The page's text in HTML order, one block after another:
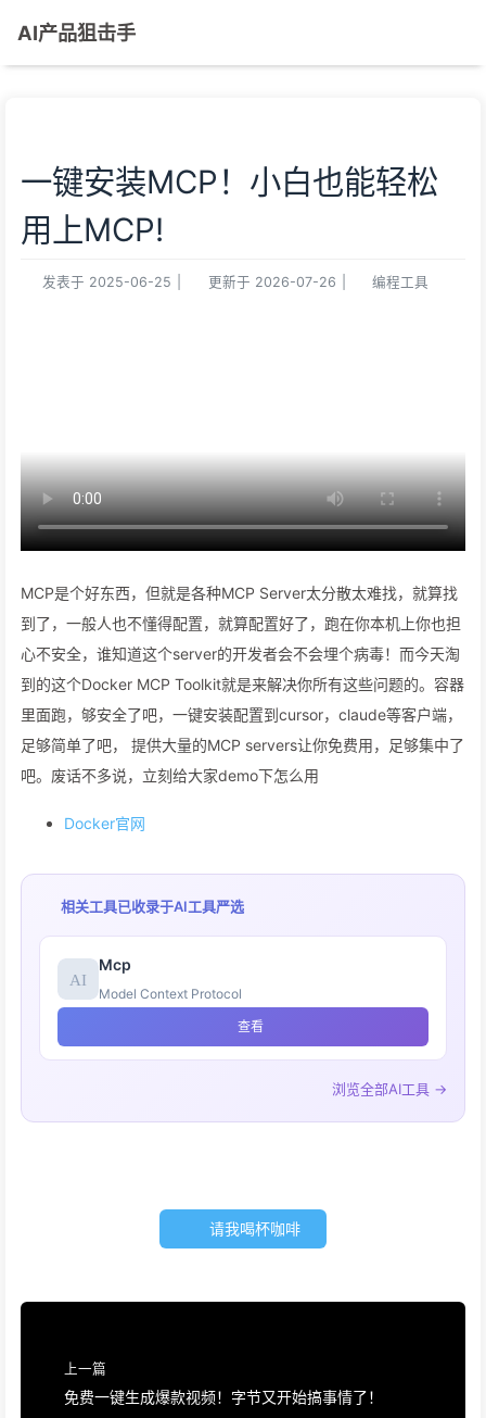
AI产品狙击手
一键安装MCP！小白也能轻松
用上MCP!
发表于 2025-06-25 更新于 2026-07-26 编程工具
MCP是个好东西，但就是各种MCP Server太分散太难找，就算找
到了，一般人也不懂得配置，就算配置好了，跑在你本机上你也担
心不安全，谁知道这个server的开发者会不会埋个病毒！而今天淘
到的这个Docker MCP Toolkit就是来解决你所有这些问题的。容器
里面跑，够安全了吧，一键安装配置到cursor，claude等客户端，
足够简单了吧， 提供大量的MCP servers让你免费用，足够集中了
吧。废话不多说，立刻给大家demo下怎么用
Docker官网
相关工具已收录于AI工具严选
Mcp
Model Context Protocol
查看
浏览全部AI工具 →
请我喝杯咖啡
上一篇
免费一键生成爆款视频！字节又开始搞事情了！